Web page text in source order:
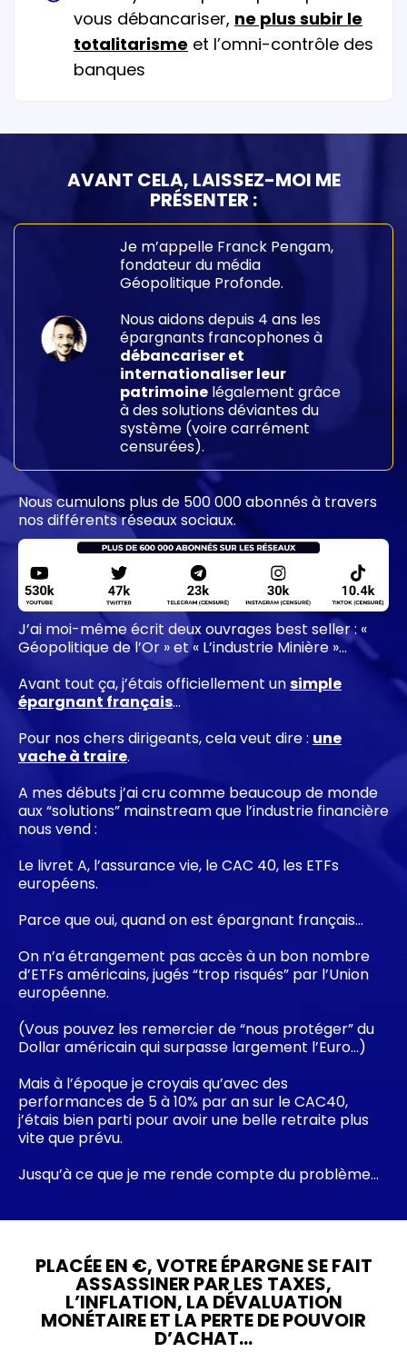
vous débancariser, ne plus subir le
totalitarisme et l’omni-contrôle des
banques
AVANT CELA, LAISSEZ-MOI ME
PRÉSENTER :
Je m’appelle Franck Pengam,
fondateur du média
Géopolitique Profonde.
Nous aidons depuis 4 ans les
épargnants francophones à
débancariser et
internationaliser leur
patrimoine légalement grâce
à des solutions déviantes du
système (voire carrément
censurées).
Nous cumulons plus de 500 000 abonnés à travers
nos différents réseaux sociaux.
J’ai moi-même écrit deux ouvrages best seller : «
Géopolitique de l’Or » et « L’industrie Minière »…
Avant tout ça, j’étais officiellement unsimple
épargnant français…
Pour nos chers dirigeants, cela veut dire : une
vache à traire.
A mes débuts j’ai cru comme beaucoup de monde
aux “solutions” mainstream que l’industrie financière
nous vend :
Le livret A, l’assurance vie, le CAC 40, les ETFs
européens.
Parce que oui, quand on est épargnant français…
On n’a étrangement pas accès à un bon nombre
d’ETFs américains, jugés “trop risqués” par l’Union
européenne.
(Vous pouvez les remercier de “nous protéger” du
Dollar américain qui surpasse largement l’Euro…)
Mais à l’époque je croyais qu’avec des
performances de 5 à 10% par an sur le CAC40,
j’étais bien parti pour avoir une belle retraite plus
vite que prévu.
Jusqu’à ce que je me rende compte du problème…
PLACÉE EN €, VOTRE ÉPARGNE SE FAIT
ASSASSINER PAR LES TAXES,
L’INFLATION, LA DÉVALUATION
MONÉTAIRE ET LA PERTE DE POUVOIR
D’ACHAT…